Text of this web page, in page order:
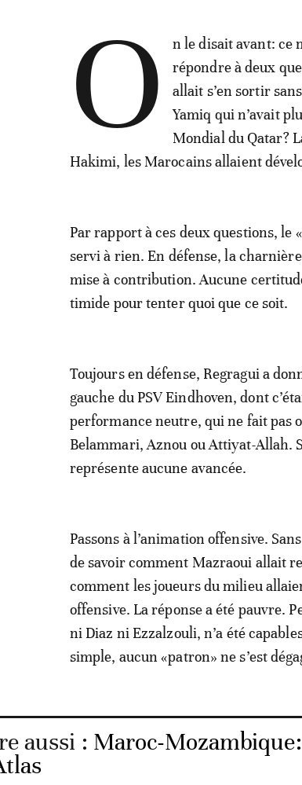
O
n le disait avant: ce
répondre à deux
allait s’en sortir
Yamiq qui n’avait
Mondial du Qatar?
Hakimi, les Marocains allaient
Par rapport à ces deux questions, le
servi à rien. En défense, la
mise à contribution. Aucune
timide pour tenter quoi que ce soit.
Toujours en défense, Regragui a
gauche du PSV Eindhoven, dont
performance neutre, qui ne fait pas
Belammari, Aznou ou Attiyat-Allah.
représente aucune avancée.
Passons à l’animation offensive.
de savoir comment Mazraoui allait
comment les joueurs du milieu
offensive. La réponse a été pauvre.
ni Diaz ni Ezzalzouli, n’a été
simple, aucun «patron» ne s’est
aussi : Maroc-